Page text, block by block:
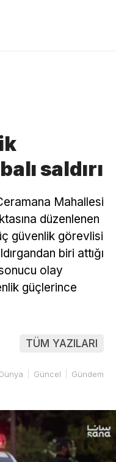
saldırı
Mahallesi
düzenlenen
güvenlik görevlisi
biri attığı
olay
güçlerince
TÜM YAZILARI
Dünya Güncel Gündem